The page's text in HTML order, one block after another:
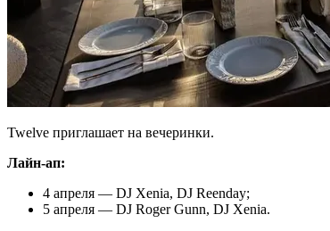
Twelve приглашает на вечеринки.
Лайн-ап:
4 апреля — DJ Xenia, DJ Reenday;
5 апреля — DJ Roger Gunn, DJ Xenia.